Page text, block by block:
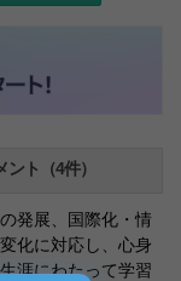
ント（4件）
発展、国際化・情
化に対応し、心身
涯にわたって学習